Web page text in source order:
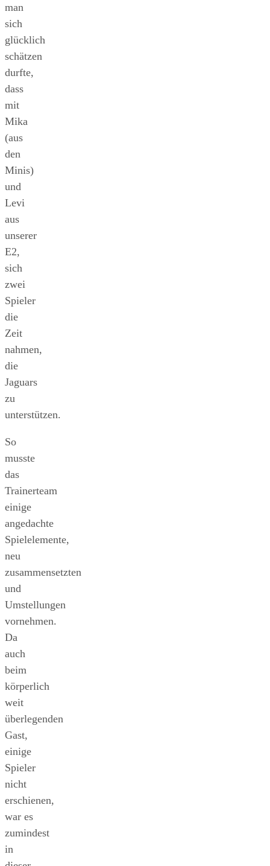
man
sich
glücklich
schätzen
durfte,
dass
mit
Mika
(aus
den
Minis)
und
Levi
aus
unserer
E2,
sich
zwei
Spieler
die
Zeit
nahmen,
die
Jaguars
zu
unterstützen.
So
musste
das
Trainerteam
einige
angedachte
Spielelemente,
neu
zusammensetzten
und
Umstellungen
vornehmen.
Da
auch
beim
körperlich
weit
überlegenden
Gast,
einige
Spieler
nicht
erschienen,
war es
zumindest
in